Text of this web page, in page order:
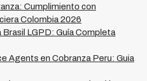
contextos regulatorios
Cumplimiento con
Colombia 2026
Brasil LGPD: Guía Completa
Agents en Cobranza Peru: Guia